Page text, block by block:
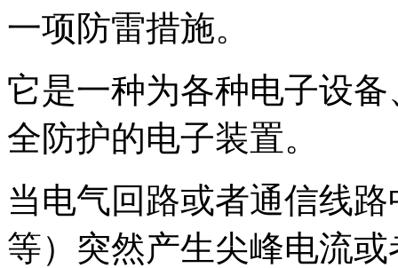
一项防雷措施。
它是一种为各种电子设
全防护的电子装置。
当电气回路或者通信线
等）突然产生尖峰电流